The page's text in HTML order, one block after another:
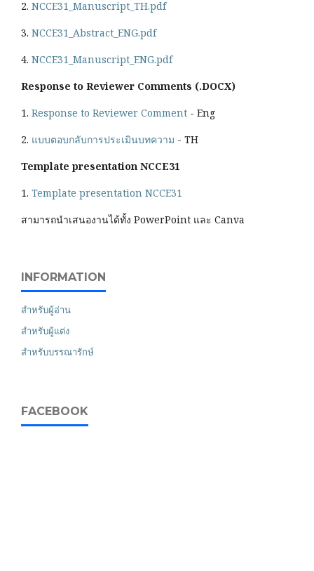
2. NCCE31_Manuscript_TH.pdf
3. NCCE31_Abstract_ENG.pdf
4. NCCE31_Manuscript_ENG.pdf
Response to Reviewer Comments (.DOCX)
1. Response to Reviewer Comment - Eng
2. แบบตอบกลับการประเมินบทความ - TH
Template presentation NCCE31
1. Template presentation NCCE31
สามารถนำเสนองานได้ทั้ง PowerPoint และ Canva
INFORMATION
สำหรับผู้อ่าน
สำหรับผู้แต่ง
สำหรับบรรณารักษ์
FACEBOOK